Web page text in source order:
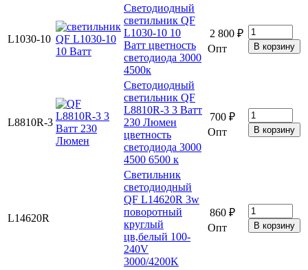
L1030-10
Светодиодный
светильник QF
L1030-10 10
Ватт цветность
светодиода 3000
4500к
2 800 ₽
Опт
L8810R-3
Светодиодный
светильник QF
L8810R-3 3 Ватт
230 Люмен
цветность
светодиода 3000
4500 6500 к
700 ₽
Опт
L14620R
Светильник
светодиодный
QF L14620R 3w
поворотный
круглый
цв,белый 100-
240V
3000/4200K
860 ₽
Опт